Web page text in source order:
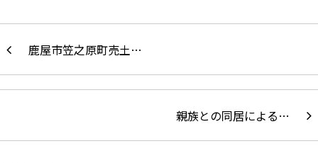
鹿屋市笠之原町売土…
親族との同居による…